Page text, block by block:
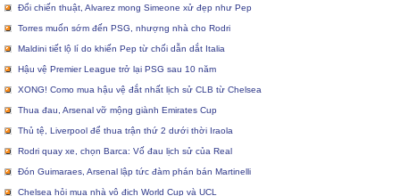
Đổi chiến thuật, Alvarez mong Simeone xử đẹp như Pep
Torres muốn sớm đến PSG, nhượng nhà cho Rodri
Maldini tiết lộ lí do khiến Pep từ chối dẫn dắt Italia
Hậu vệ Premier League trở lại PSG sau 10 năm
XONG! Como mua hậu vệ đắt nhất lịch sử CLB từ Chelsea
Thua đau, Arsenal vỡ mộng giành Emirates Cup
Thủ tệ, Liverpool để thua trận thứ 2 dưới thời Iraola
Rodri quay xe, chọn Barca: Vố đau lịch sử của Real
Đón Guimaraes, Arsenal lập tức đàm phán bán Martinelli
Chelsea hỏi mua nhà vô địch World Cup và UCL